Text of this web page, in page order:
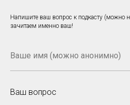
Напишите ваш вопрос к подкасту (можно
зачитаем именно ваш!
Ваш вопрос